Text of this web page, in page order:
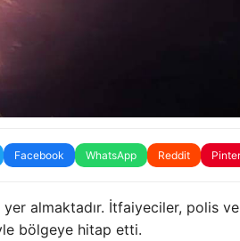
Facebook WhatsApp Reddit
almaktadır. İtfaiyeciler, polis ve
bölgeye hitap etti.